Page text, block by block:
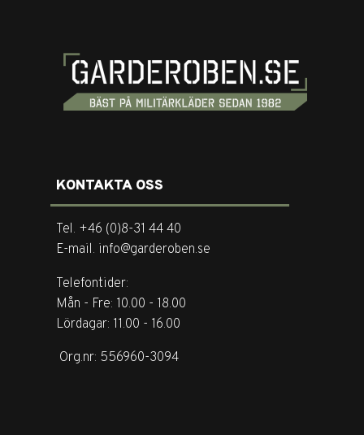
KONTAKTA OSS
Tel. +46 (0)8-31 44 40
E-mail. info@garderoben.se
Telefontider:
Mån - Fre: 10.00 - 18.00
Lördagar: 11.00 - 16.00
Org.nr: 556960-3094